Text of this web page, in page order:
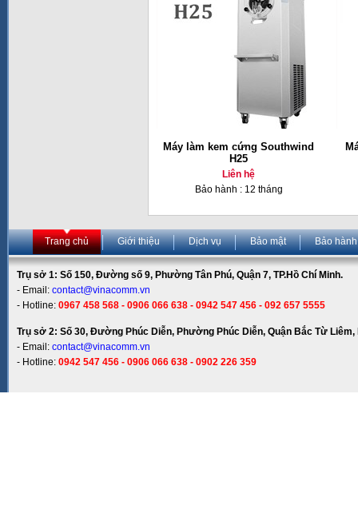
Máy làm kem cứng Southwind
H25
Liên hệ
Bảo hành : 12 tháng
Trang chủ Giới thiệu Dịch vụ Bảo mật Bảo hành
Trụ sở 1: Số 150, Đường số 9, Phường Tân Phú, Quận 7, TP.Hồ Chí Minh.
- Email: contact@vinacomm.vn
- Hotline: 0967 458 568 - 0906 066 638 - 0942 547 456 - 092 657 5555
Trụ sở 2: Số 30, Đường Phúc Diễn, Phường Phúc Diễn, Quận Bắc Từ Liêm,
- Email: contact@vinacomm.vn
- Hotline: 0942 547 456 - 0906 066 638 - 0902 226 359